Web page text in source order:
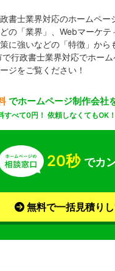
書士業界対応のホームペー
の「業界」、Webマーケテ
に強いなどの「特徴」から
行政書士業界対応でホー
ジをご覧ください！
でホームページ制作会社
すべて0円！ 依頼しなくてもOK
20秒 でカ
無料で一括見積り